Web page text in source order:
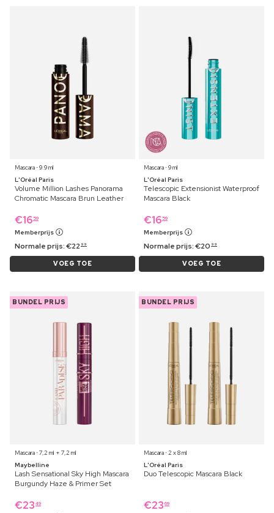
Mascara ⋅ 9.9 ml
L'Oréal Paris
Volume Million Lashes Panorama
Chromatic Mascara Brun Leather
€16 59
Memberprijs
Normale prijs:€22 99
VOEG TOE
Mascara ⋅ 9 ml
L'Oréal Paris
Telescopic Extensionist Waterproof
Mascara Black
€16 59
Memberprijs
Normale prijs:€20 99
VOEG TOE
BUNDEL PRIJS
Mascara ⋅ 7,2 ml + 7,2 ml
Maybelline
Lash Sensational Sky High Mascara
Burgundy Haze & Primer Set
€23 49
BUNDEL PRIJS
Mascara ⋅ 2 x 8 ml
L'Oréal Paris
Duo Telescopic Mascara Black
€23 69